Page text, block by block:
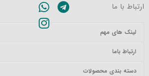
ارتباط با ما
لینک های مهم
ارتباط باما
دسته بندی محصولات